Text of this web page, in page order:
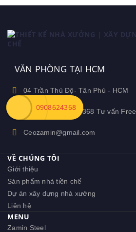
VĂN PHÒNG TẠI HCM
04 Trần Thủ Độ- Tân Phú - HCM
Hotline: 0908.624.368 Tư vấn Free
Ceozamin@gmail.com
VỀ CHÚNG TÔI
Giới thiệu
Sản phẩm nhà tiền chế
Dự án xây dựng nhà xưởng
Liên hệ
MENU
Zamin Steel
0908624368